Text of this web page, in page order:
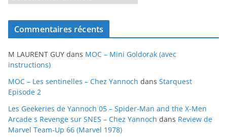
r
c
v
e
s
Commentaires récents
M LAURENT GUY dans MOC – Mini Goldorak (avec
instructions)
MOC – Les sentinelles – Chez Yannoch dans Starquest
Episode 2
Les Geekeries de Yannoch 05 – Spider-Man and the X-Men
Arcade s Revenge sur SNES – Chez Yannoch dans Review de
Marvel Team-Up 66 (Marvel 1978)